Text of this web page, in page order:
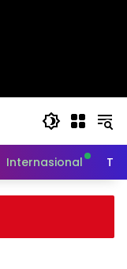
Internasional